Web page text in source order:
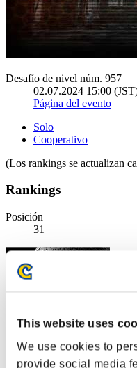
This website uses
We use cookies to
provide social media
Desafío de nivel núm. 957
02.07.2024 15:00
Página del evento
Solo
Cooperativo
(Los rankings se actualizan
Rankings
Posición
31